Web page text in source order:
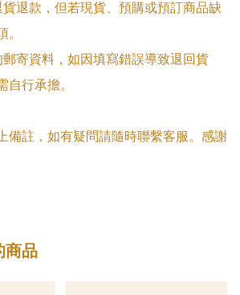
退款，但若現貨、預購或預訂商品缺
。
寄資料，如因填寫錯誤導致退回貨
自行承擔。
備註，如有疑問請隨時聯繫客服。感謝
商品